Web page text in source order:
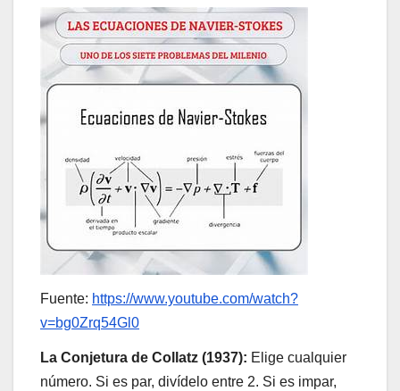
Fuente: https://www.youtube.com/watch?
v=bg0Zrq54Gl0
La Conjetura de Collatz (1937): Elige cualquier
número. Si es par, divídelo entre 2. Si es impar,